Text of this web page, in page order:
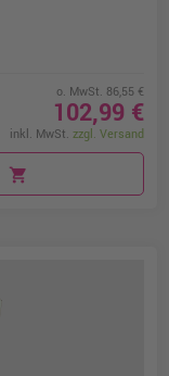
o. MwSt. 86,55 €
102,99 €
inkl. MwSt. zzgl. Versand
shopping_cart